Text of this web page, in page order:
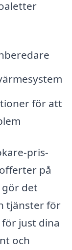
för att
pris-
på
det
tjänster för
just dina
och